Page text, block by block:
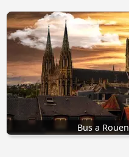
Bus a Rouen